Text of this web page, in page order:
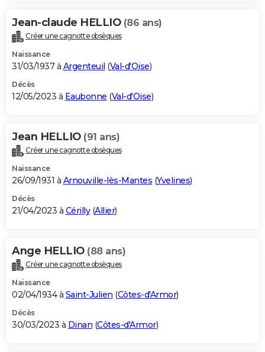
Jean-claude HELLIO (86 ans)
Créer une cagnotte obsèques
Naissance
31/03/1937 à Argenteuil (Val-d'Oise)
Décès
12/05/2023 à Eaubonne (Val-d'Oise)
Jean HELLIO (91 ans)
Créer une cagnotte obsèques
Naissance
26/09/1931 à Arnouville-lès-Mantes (Yvelines)
Décès
21/04/2023 à Cérilly(Allier)
Ange HELLIO (88 ans)
Créer une cagnotte obsèques
Naissance
02/04/1934 à Saint-Julien (Côtes-d'Armor)
Décès
30/03/2023 à Dinan (Côtes-d'Armor)